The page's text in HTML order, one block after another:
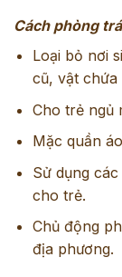
Cách phòng
Loại bỏ nơi
cũ, vật
Cho trẻ ngủ
Mặc quần
Sử dụng
cho trẻ.
Chủ động
địa phương.